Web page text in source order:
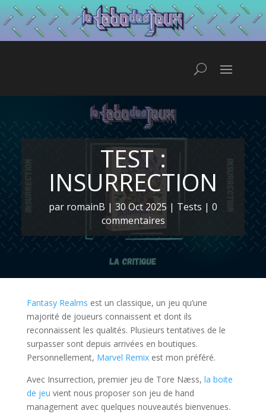
TEST :
INSURRECTION
par romainB | 30 Oct 2025 | Tests | 0
commentaires
Fantasy Realms est un classique, un jeu qu’une
majorité de joueurs connaissent et dont ils
reconnaissent les qualités. Plusieurs tentatives de le
surpasser sont depuis arrivées en boutiques.
Personnellement, Marvel Remixest mon préféré.
Avec Insurrection, premier jeu de Tore Næss, la boite
de jeu vient nous proposer son jeu de hand
management avec quelques nouveautés bienvenues.